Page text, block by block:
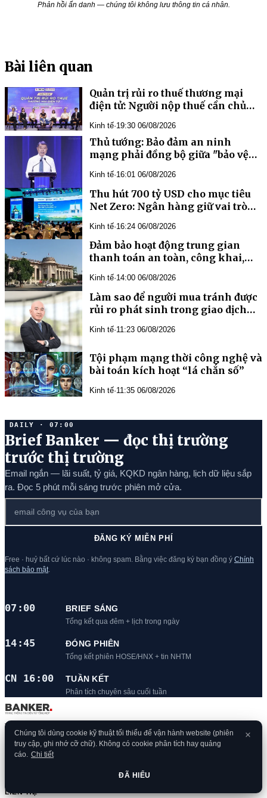
Phản hồi ẩn danh — chúng tôi không lưu thông tin cá nhân.
Bài liên quan
Quản trị rủi ro thuế thương mại
điện tử: Người nộp thuế cần chủ
Kinh tế·19:30 06/08/2026
Thủ tướng: Bảo đảm an ninh
mạng phải đồng bộ giữa "bảo vệ
Kinh tế·16:01 06/08/2026
Thu hút 700 tỷ USD cho mục tiêu
Net Zero: Ngân hàng giữ vai trò
Kinh tế·16:24 06/08/2026
Đảm bảo hoạt động trung gian
thanh toán an toàn, công khai,
Kinh tế·14:00 06/08/2026
Làm sao để người mua tránh được
rủi ro phát sinh trong giao dịch
Kinh tế·11:23 06/08/2026
Tội phạm mạng thời công nghệ và
bài toán kích hoạt “lá chắn số”
Kinh tế·11:35 06/08/2026
DAILY · 07:00
Brief Banker — đọc thị trường
trước thị trường
Email ngắn — lãi suất, tỷ giá, KQKD ngân hàng, lịch dữ liệu sắp
ra. Đọc 5 phút mỗi sáng trước phiên mở cửa.
ĐĂNG KÝ MIỄN PHÍ
Free · huỷ bất cứ lúc nào · không spam. Bằng việc đăng ký bạn đồng ý Chính
sách bảo mật
07:00 BRIEF SÁNG
Tổng kết qua đêm + lịch trong ngày
14:45 ĐÓNG PHIÊN
Tổng kết phiên HOSE/HNX + tin NHTM
CN 16:00 TUẦN KẾT
Phân tích chuyên sâu cuối tuần
Trang thông tin điện tử tổng hợp chuyên sâu ngành ngân hàng & fintech
tại Việt Nam. Dẫn nguồn từ các báo chính thống — phân tích bằng dữ
liệu.
LIÊN HỆ
Chúng tôi dùng cookie kỹ thuật tối thiểu để vận hành website (phiên
truy cập, ghi nhớ cỡ chữ). Không có cookie phân tích hay quảng
cáo. Chi tiết
ĐÃ HIỂU